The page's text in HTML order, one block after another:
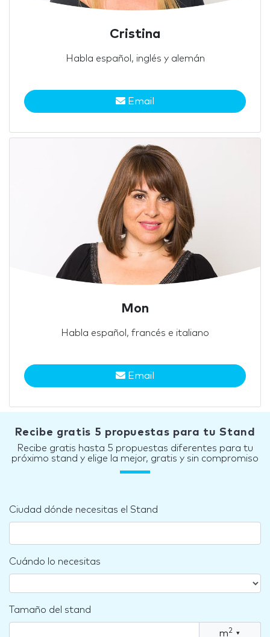
Cristina
Habla español, inglés y alemán
Email
Mon
Habla español, francés e italiano
Email
Recibe gratis 5 propuestas para tu Stand
Recibe gratis hasta 5 propuestas diferentes para tu
próximo stand y elige la mejor, gratis y sin compromiso
Ciudad dónde necesitas el Stand
Cuándo lo necesitas
Tamaño del stand
m2 ▾